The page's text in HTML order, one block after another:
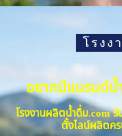
โรงง
อยากมีแบรนด์น้
โรงงานผลิตน้ำดื่ม.com
ตั้งไลน์ผลิตคร